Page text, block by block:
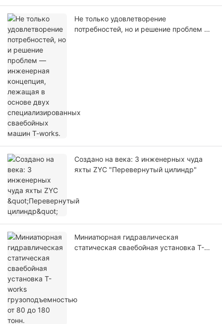
Не только удовлетворение
потребностей, но и решение проблем —
Создано на века: 3 инженерных чуда
яхты ZYC "Перевернутый цилиндр"
Миниатюрная гидравлическая
статическая сваебойная установка T-